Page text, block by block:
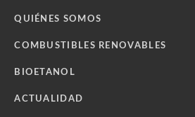
QUIÉNES SOMOS
COMBUSTIBLES RENOVABLES
BIOETANOL
ACTUALIDAD